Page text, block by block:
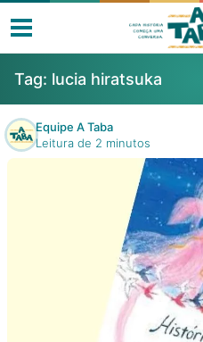
Livros
Clube de Leitores
Tag: lucia hiratsuka
Equipe A Taba
Leitura de 2 minutos